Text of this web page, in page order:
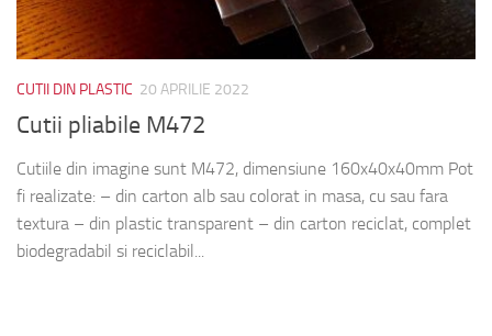
CUTII DIN PLASTIC 20 APRILIE 2022
Cutii pliabile M472
Cutiile din imagine sunt M472, dimensiune 160x40x40mm Pot
fi realizate: – din carton alb sau colorat in masa, cu sau fara
textura – din plastic transparent – din carton reciclat, complet
biodegradabil si reciclabil...